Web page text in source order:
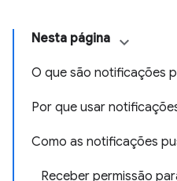
Nesta página
O que são notificações
Por que usar
Como as notificações
Receber permissão